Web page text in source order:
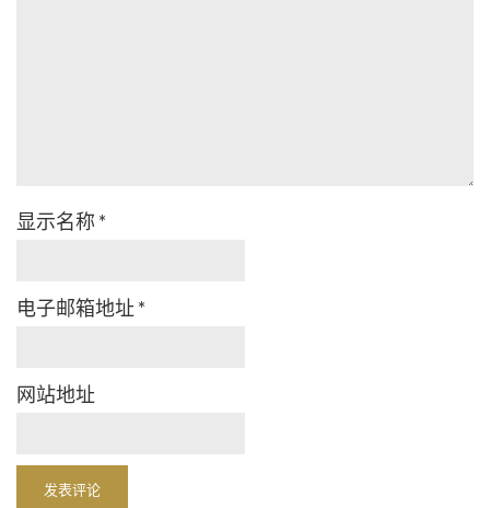
显示名称 *
电子邮箱地址 *
网站地址